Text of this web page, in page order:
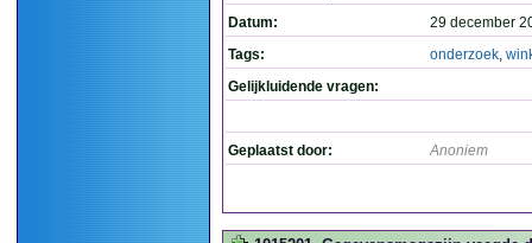
Datum:
29 december
Tags:
onderzoek,
Gelijkluidende vragen:
Geplaatst door: Anoniem